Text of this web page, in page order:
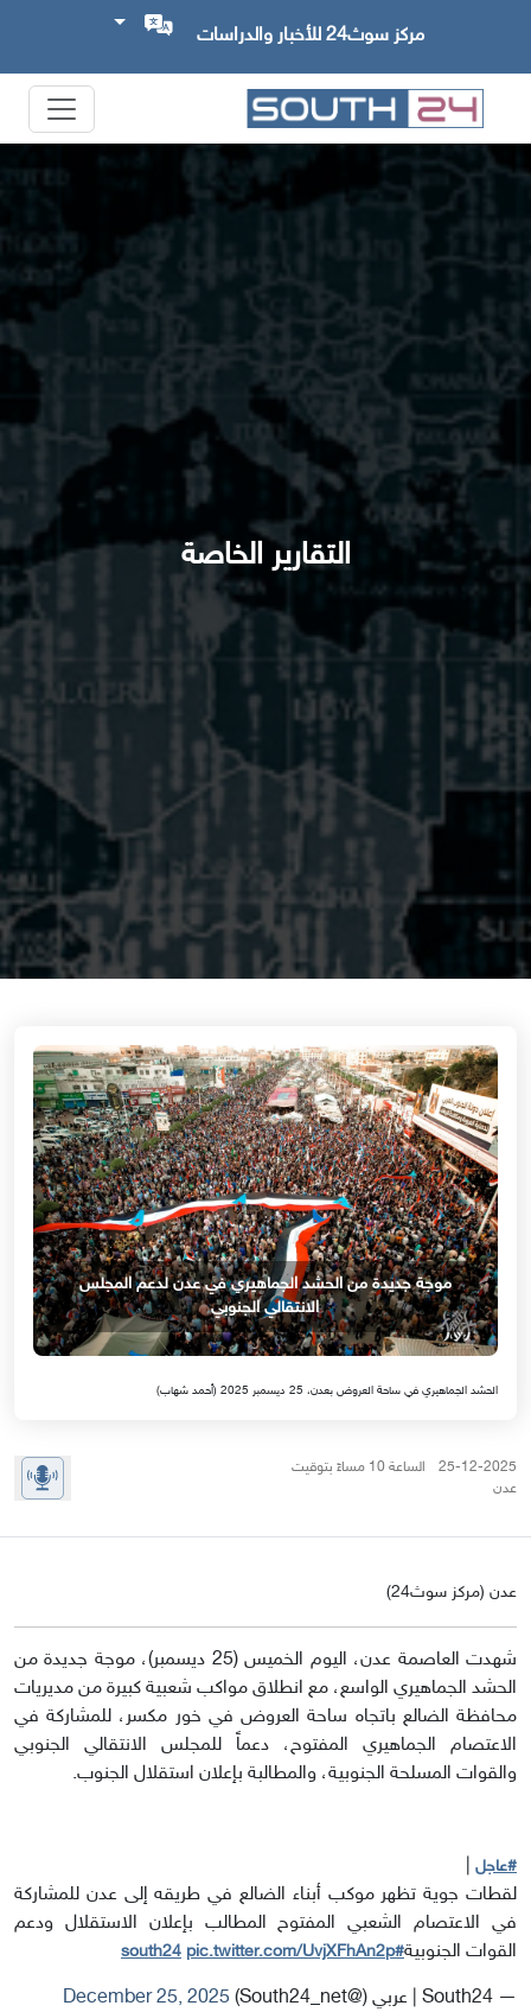
مركز سوث24 للأخبار والدراسات
التقارير الخاصة
موجة جديدة من الحشد الجماهيري في عدن لدعم المجلس
الانتقالي الجنوبي
الحشد الجماهيري في ساحة العروض بعدن، 25 ديسمبر 2025 (أحمد شهاب)
25-12-2025 الساعة 10 مساءً بتوقيت
عدن
عدن (مركز سوث24)
شهدت العاصمة عدن، اليوم الخميس (25 ديسمبر)، موجة جديدة من
الحشد الجماهيري الواسع، مع انطلاق مواكب شعبية كبيرة من مديريات
محافظة الضالع باتجاه ساحة العروض في خور مكسر، للمشاركة في
الاعتصام الجماهيري المفتوح، دعماً للمجلس الانتقالي الجنوبي
والقوات المسلحة الجنوبية، والمطالبة بإعلان استقلال الجنوب.
#عاجل
لقطات جوية تظهر موكب أبناء الضالع في طريقه إلى عدن للمشاركة
في الاعتصام الشعبي المفتوح المطالب بإعلان الاستقلال ودعم
القوات الجنوبية#south24
pic.twitter.com/UvjXFhAn2p
— South24 | عربي (@South24_net) December 25, 2025